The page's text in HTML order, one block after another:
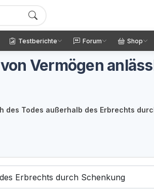
Testberichte Forum Shop
Vermögen
Todes außerhalb des Erbrechts